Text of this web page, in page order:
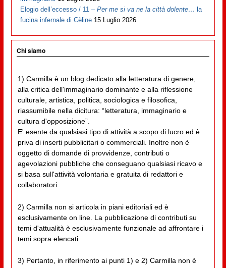
Elogio dell’eccesso / 11 –Per me si va ne la città dolente… la
fucina infernale di Cèline 15 Luglio 2026
Chi siamo
1) Carmilla è un blog dedicato alla letteratura di genere,
alla critica dell'immaginario dominante e alla riflessione
culturale, artistica, politica, sociologica e filosofica,
riassumibile nella dicitura: “letteratura, immaginario e
cultura d'opposizione”.
E' esente da qualsiasi tipo di attività a scopo di lucro ed è
priva di inserti pubblicitari o commerciali. Inoltre non è
oggetto di domande di provvidenze, contributi o
agevolazioni pubbliche che conseguano qualsiasi ricavo e
si basa sull'attività volontaria e gratuita di redattori e
collaboratori.
2) Carmilla non si articola in piani editoriali ed è
esclusivamente on line. La pubblicazione di contributi su
temi d'attualità è esclusivamente funzionale ad affrontare i
temi sopra elencati.
3) Pertanto, in riferimento ai punti 1) e 2) Carmilla non è